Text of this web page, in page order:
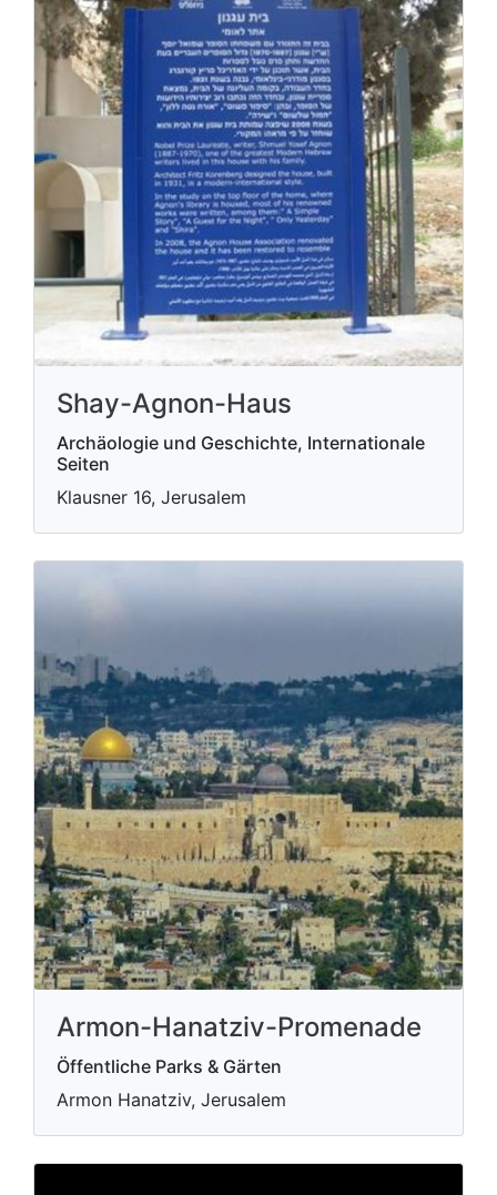
Shay-Agnon-Haus
Archäologie und Geschichte, Internationale
Seiten
Klausner 16, Jerusalem
Armon-Hanatziv-Promenade
Öffentliche Parks & Gärten
Armon Hanatziv, Jerusalem